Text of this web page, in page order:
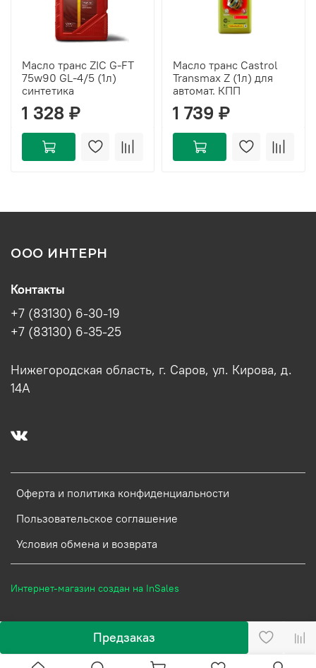
Предзаказ
Масло транс ZIC G-FT
75w90 GL-4/5 (1л)
синтетика
1 328 ₽
Масло транс Castrol
Transmax Z (1л) для
автомат. КПП
1 739 ₽
ООО ИНТЕРН
Оферта и политика конфиденциальности
Пользовательское соглашение
Условия обмена и возврата
Контакты
+7 (83130) 6-30-19
+7 (83130) 6-35-25
Нижегородская область, г. Саров, ул. Кирова, д.
14А
Интернет-магазин создан на InSales